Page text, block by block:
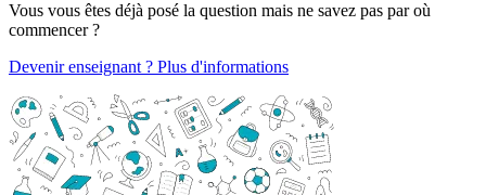
Vous vous êtes déjà posé la question mais ne savez pas par où
commencer ?
Devenir enseignant ? Plus d'informations